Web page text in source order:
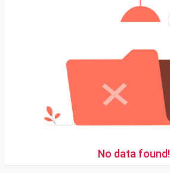
No data found!